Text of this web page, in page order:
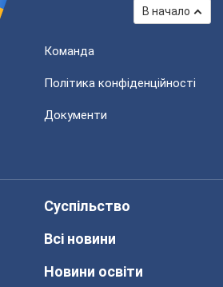
В начало
Команда
Політика конфіденційності
Документи
Суспільство
Всі новини
Новини освіти